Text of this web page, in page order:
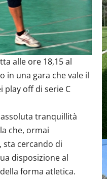
alle ore 18,15 al
in una gara che vale il
play off di serie C
tranquillità
che, ormai
sta cercando di
disposizione al
forma atletica.